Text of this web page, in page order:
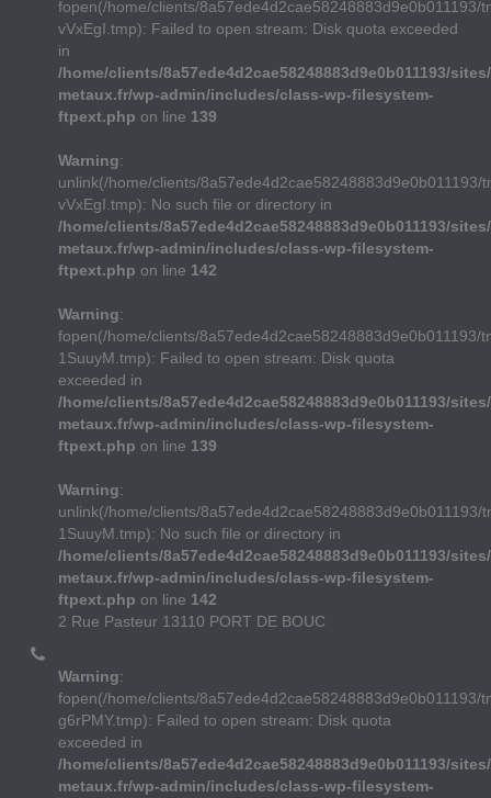
fopen(/home/clients/8a57ede4d2cae58248883d9e0b011193/
vVxEgI.tmp): Failed to open stream: Disk quota exceeded
in
/home/clients/8a57ede4d2cae58248883d9e0b011193/
metaux.fr/wp-admin/includes/class-wp-filesystem-
ftpext.php on line 139
Warning:
unlink(/home/clients/8a57ede4d2cae58248883d9e0b011193/
vVxEgI.tmp): No such file or directory in
/home/clients/8a57ede4d2cae58248883d9e0b011193/
metaux.fr/wp-admin/includes/class-wp-filesystem-
ftpext.php on line 142
Warning:
fopen(/home/clients/8a57ede4d2cae58248883d9e0b011193/
1SuuyM.tmp): Failed to open stream: Disk quota
exceeded in
/home/clients/8a57ede4d2cae58248883d9e0b011193/
metaux.fr/wp-admin/includes/class-wp-filesystem-
ftpext.php on line 139
Warning:
unlink(/home/clients/8a57ede4d2cae58248883d9e0b011193/
1SuuyM.tmp): No such file or directory in
/home/clients/8a57ede4d2cae58248883d9e0b011193/
metaux.fr/wp-admin/includes/class-wp-filesystem-
ftpext.php on line 142
2 Rue Pasteur 13110 PORT DE BOUC
Warning:
fopen(/home/clients/8a57ede4d2cae58248883d9e0b011193/
g6rPMY.tmp): Failed to open stream: Disk quota
exceeded in
/home/clients/8a57ede4d2cae58248883d9e0b011193/
metaux.fr/wp-admin/includes/class-wp-filesystem-